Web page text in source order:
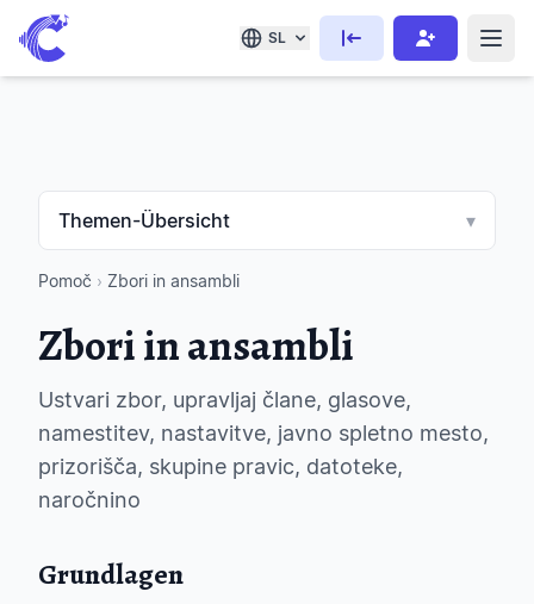
SL
Themen-Übersicht ▾
Pomoč › Zbori in ansambli
Zbori in ansambli
Ustvari zbor, upravljaj člane, glasove,
namestitev, nastavitve, javno spletno mesto,
prizorišča, skupine pravic, datoteke,
naročnino
Grundlagen